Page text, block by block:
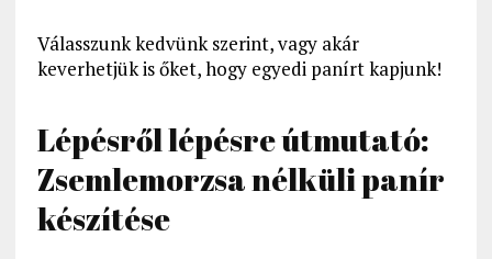
Válasszunk kedvünk szerint, vagy akár
keverhetjük is őket, hogy egyedi panírt kapjunk!
Lépésről lépésre útmutató:
Zsemlemorzsa nélküli panír
készítése